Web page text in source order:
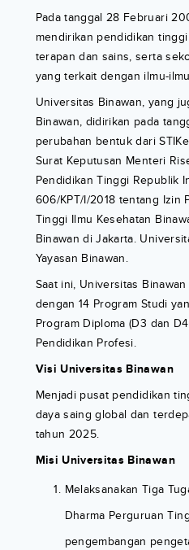
Pada tanggal 28 Februari
mendirikan pendidikan
terapan dan sains, serta
yang terkait dengan ilmu-
Universitas Binawan, yang
Binawan, didirikan pada
perubahan bentuk dari
Surat Keputusan Menteri
Pendidikan Tinggi Republik
606/KPT/I/2018 tentang Izin
Tinggi Ilmu Kesehatan
Binawan di Jakarta.
Yayasan Binawan.
Saat ini, Universitas
dengan 14 Program Studi
Program Diploma (D3 dan
Pendidikan Profesi.
Visi Universitas Binawan
Menjadi pusat pendidikan
daya saing global dan
tahun 2025.
Misi Universitas Binawan
Melaksanakan Tiga
Dharma Perguruan
pengembangan